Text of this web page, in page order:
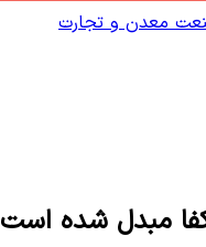
معدن و تجارت
مبدل شده است